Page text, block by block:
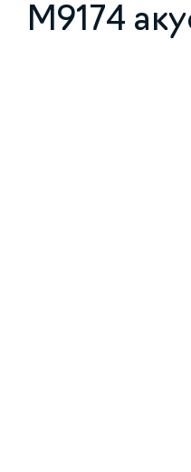
М9174